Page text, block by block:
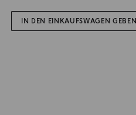
IN DEN EINKAUFSWAGEN GEBEN